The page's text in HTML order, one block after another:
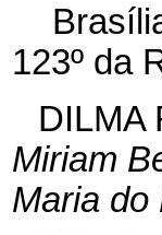
123º da
DILMA
Miriam
Maria do